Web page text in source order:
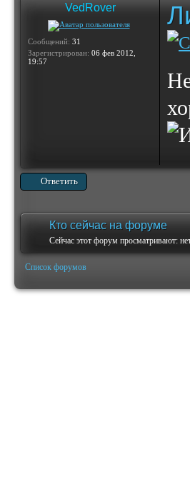
VedRover
Сообщений: 31
Зарегистрирован: 06 фев 2012,
19:57
Ответить
Кто сейчас на форуме
Сейчас этот форум просматривают:
Список форумов